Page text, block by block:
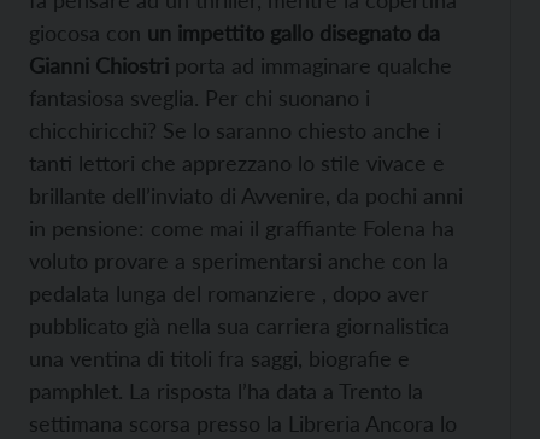
giocosa con un impettito gallo disegnato da
Gianni Chiostri porta ad immaginare qualche
fantasiosa sveglia. Per chi suonano i
chicchiricchi? Se lo saranno chiesto anche i
tanti lettori che apprezzano lo stile vivace e
brillante dell’inviato di Avvenire, da pochi anni
in pensione: come mai il graffiante Folena ha
voluto provare a sperimentarsi anche con la
pedalata lunga del romanziere , dopo aver
pubblicato già nella sua carriera giornalistica
una ventina di titoli fra saggi, biografie e
pamphlet. La risposta l’ha data a Trento la
settimana scorsa presso la Libreria Ancora lo